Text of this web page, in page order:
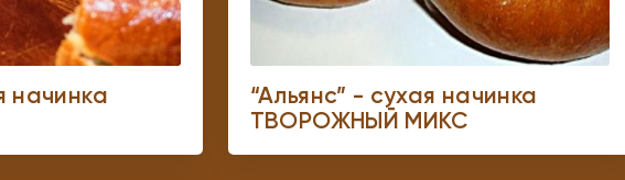
начинка
“Альянс” - сухая начинка
ТВОРОЖНЫЙ МИКС